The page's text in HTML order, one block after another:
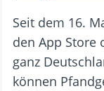
Seit dem 16.
den App Store
ganz
können